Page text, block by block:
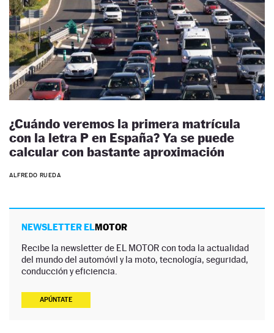
¿Cuándo veremos la primera matrícula
con la letra P en España? Ya se puede
calcular con bastante aproximación
ALFREDO RUEDA
NEWSLETTER ELMOTOR
Recibe la newsletter de EL MOTOR con toda la actualidad
del mundo del automóvil y la moto, tecnología, seguridad,
conducción y eficiencia.
APÚNTATE